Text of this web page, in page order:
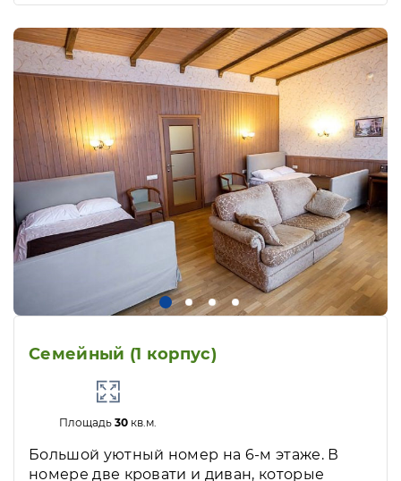
Семейный (1 корпус)
Площадь30 кв.м.
Большой уютный номер на 6-м этаже. В
номере две кровати и диван, которые